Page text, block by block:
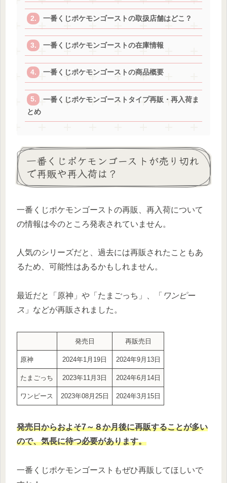
一番くじポケモンゴーストの取扱店舗はどこ？
一番くじポケモンゴーストの在庫情報
一番くじポケモンゴーストの商品概要
一番くじポケモンゴーストタイプ再販・再入荷ま
とめ
一番くじポケモンゴーストが売り切れ
で再販や再入荷は？
一番くじポケモンゴーストの再販、再入荷について
の情報は今のところ発表されていません。
人気のシリーズだと、過去には再販されたこともあ
るため、可能性はあるかもしれません。
最近だと「原神」や「たまごっち」、「 ワンピー
ス 」などが再販されました。
発売日 再販売日
原神 2024年1月19日 2024年9月13日
たまごっち 2023年11月3日 2024年6月14日
ワンピース 2023年08月25日 2024年3月15日
発売日からおよそ7～８か月後に再販することが多い
ので、気長に待つ必要があります。
一番くじポケモンゴーストもぜひ再販してほしいで